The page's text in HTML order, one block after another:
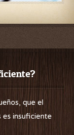
que el
es insuficiente